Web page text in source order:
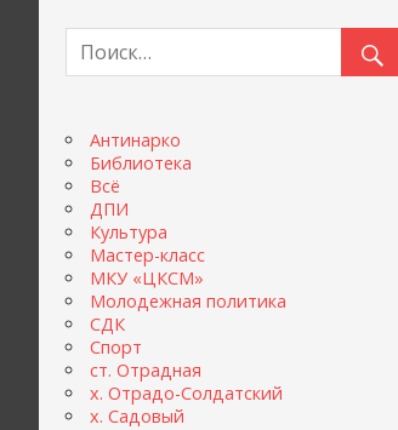
Антинарко
Библиотека
Всё
ДПИ
Культура
Мастер-класс
МКУ «ЦКСМ»
Молодежная политика
СДК
Спорт
ст. Отрадная
х. Отрадо-Солдатский
х. Садовый